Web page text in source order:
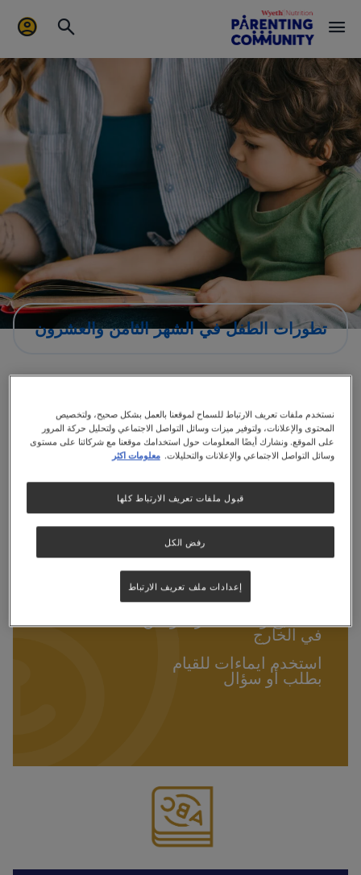
تطورات الطفل في الشهر الثامن والعشرون
الشهر 28
أحب القراءة واللعب معك ومع أبي
ها ها ها! أنا مضحك جدا
هل أقفز وأفاجئك
في الخارج
استخدم ايماءات للقيام
بطلب أو سؤال
نستخدم ملفات تعريف الارتباط للسماح لموقعنا بالعمل بشكل صحيح، ولتخصيص
المحتوى والإعلانات، ولتوفير ميزات وسائل التواصل الاجتماعي ولتحليل حركة المرور
على الموقع. ونشارك أيضًا المعلومات حول استخدامك موقعنا مع شركائنا على مستوى
وسائل التواصل الاجتماعي والإعلانات والتحليلات. معلومات اكثر
رفض الكل
قبول ملفات تعريف الارتباط كلها
إعدادات ملف تعريف الارتباط